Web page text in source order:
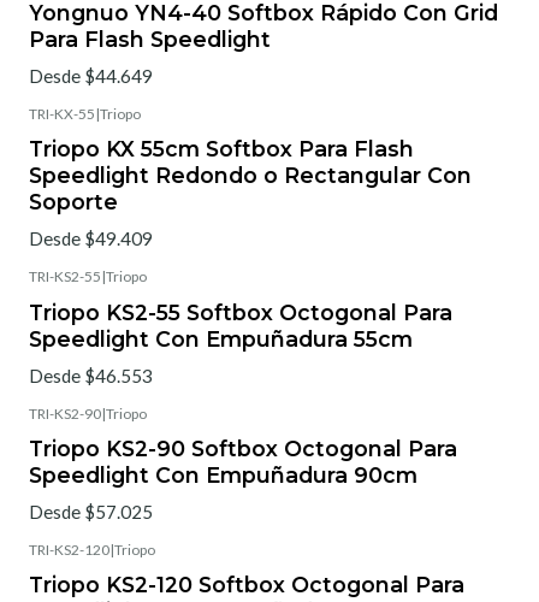
Yongnuo YN4-40 Softbox Rápido Con Grid
Para Flash Speedlight
Desde $44.649
TRI-KX-55 |Triopo
Triopo KX 55cm Softbox Para Flash
Speedlight Redondo o Rectangular Con
Soporte
Desde $49.409
TRI-KS2-55 |Triopo
Triopo KS2-55 Softbox Octogonal Para
Speedlight Con Empuñadura 55cm
Desde $46.553
TRI-KS2-90|Triopo
Triopo KS2-90 Softbox Octogonal Para
Speedlight Con Empuñadura 90cm
Desde $57.025
TRI-KS2-120|Triopo
Triopo KS2-120 Softbox Octogonal Para